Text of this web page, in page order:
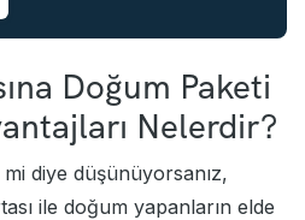
Doğum Paketi
Nelerdir?
diye düşünüyorsanız,
ile doğum yapanların elde